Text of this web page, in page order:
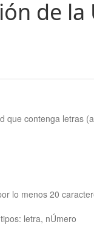
de
que contenga letras
lo menos 20
letra, nÚmero